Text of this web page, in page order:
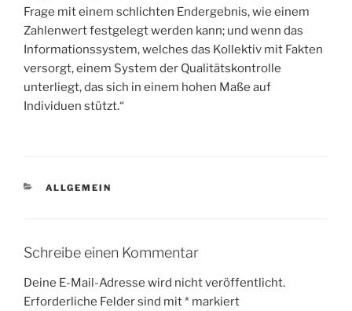
Frage mit einem schlichten Endergebnis, wie einem
Zahlenwert festgelegt werden kann; und wenn das
Informationssystem, welches das Kollektiv mit Fakten
versorgt, einem System der Qualitätskontrolle
unterliegt, das sich in einem hohen Maße auf
Individuen stützt.“
KATEGORIEN
ALLGEMEIN
Schreibe einen Kommentar
Deine E-Mail-Adresse wird nicht veröffentlicht.
Erforderliche Felder sind mit* markiert